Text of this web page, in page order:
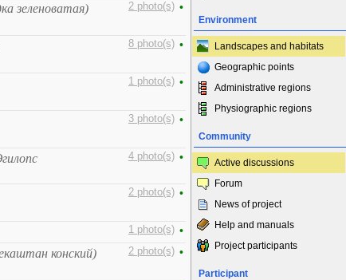
зеленоватая) 2 photo(s) •
8 photo(s) •
1 photo(s) •
3 photo(s) •
4 photo(s) •
2 photo(s) •
1 photo(s) •
конский) 2 photo(s) •
Environment
Landscapes and habitats
Geographic points
Administrative regions
Physiographic regions
Community
Active discussions
Forum
News of project
Help and manuals
Project participants
Participant